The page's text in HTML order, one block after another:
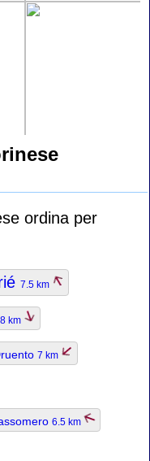
ordina per
7.5 km
km
7 km
6.5 km